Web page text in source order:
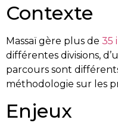
Contexte
Massaï gère plus de 35
différentes divisions,
parcours sont
méthodologie sur les
Enjeux